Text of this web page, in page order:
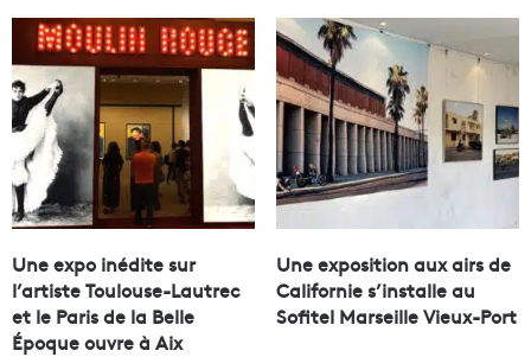
Une expo inédite sur
l’artiste Toulouse-Lautrec
et le Paris de la Belle
Époque ouvre à Aix
Une exposition aux airs de
Californie s’installe au
Sofitel Marseille Vieux-Port